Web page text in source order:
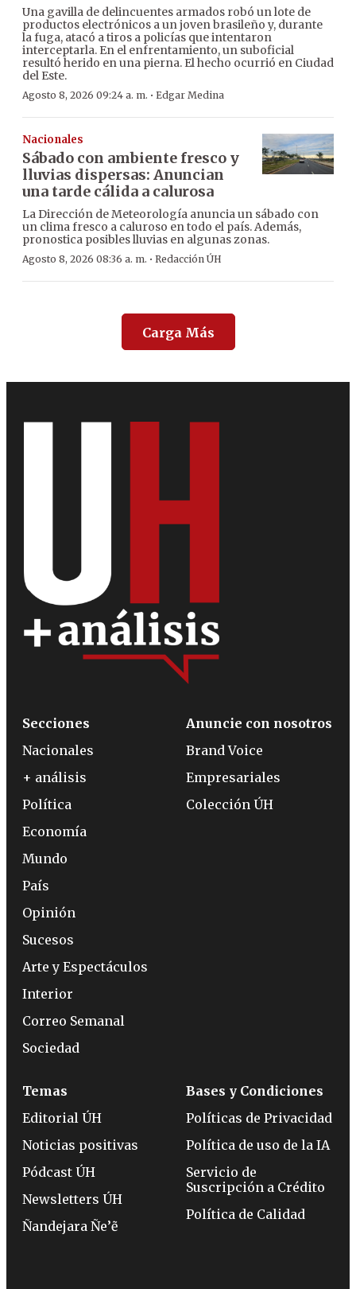
Una gavilla de delincuentes armados robó un lote de
productos electrónicos a un joven brasileño y, durante
la fuga, atacó a tiros a policías que intentaron
interceptarla. En el enfrentamiento, un suboficial
resultó herido en una pierna. El hecho ocurrió en Ciudad
del Este.
Agosto 8, 2026 09:24 a. m. · Edgar Medina
Nacionales
Sábado con ambiente fresco y
lluvias dispersas: Anuncian
una tarde cálida a calurosa
La Dirección de Meteorología anuncia un sábado con
un clima fresco a caluroso en todo el país. Además,
pronostica posibles lluvias en algunas zonas.
Agosto 8, 2026 08:36 a. m. · Redacción ÚH
Carga Más
Secciones
Nacionales
+ análisis
Política
Economía
Mundo
País
Opinión
Sucesos
Arte y Espectáculos
Interior
Correo Semanal
Sociedad
Anuncie con nosotros
Brand Voice
Empresariales
Colección ÚH
Temas
Editorial ÚH
Noticias positivas
Pódcast ÚH
Newsletters ÚH
Ñandejara Ñe’ẽ
Bases y Condiciones
Políticas de Privacidad
Política de uso de la IA
Servicio de
Suscripción a Crédito
Política de Calidad